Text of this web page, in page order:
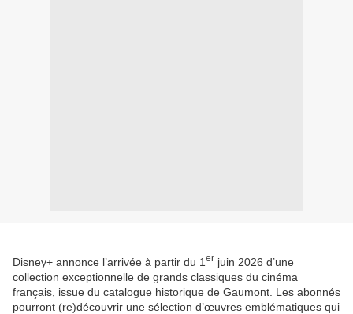
Disney+ annonce l’arrivée à partir du 1 er juin 2026 d’une
collection exceptionnelle de grands classiques du cinéma
français, issue du catalogue historique de Gaumont. Les abonnés
pourront (re)découvrir une sélection d’œuvres emblématiques qui